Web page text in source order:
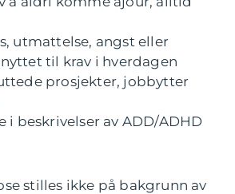
utmattelse, angst eller
til krav i hverdagen
prosjekter, jobbytter
i beskrivelser av ADD/ADHD
stilles ikke på bakgrunn av